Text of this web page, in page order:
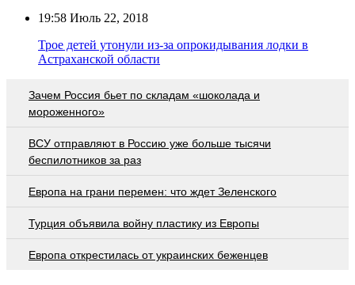
19:58 Июль 22, 2018
Трое детей утонули из-за опрокидывания лодки в
Астраханской области
Зачем Россия бьет по складам «шоколада и
мороженного»
ВСУ отправляют в Россию уже больше тысячи
беспилотников за раз
Европа на грани перемен: что ждет Зеленского
Турция объявила войну пластику из Европы
Европа открестилась от украинских беженцев